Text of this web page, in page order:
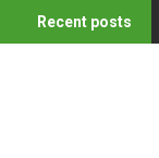
Recent posts